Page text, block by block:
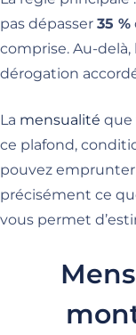
pas dépasser 35 %
comprise. Au-delà,
dérogation
La mensualité que
ce plafond,
pouvez emprunter
précisément ce
vous permet